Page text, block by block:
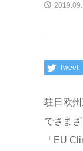
Tweet
駐日欧
でさま
「EU